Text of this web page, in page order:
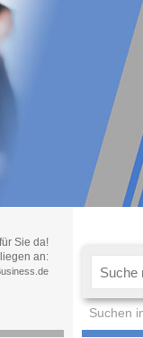
Sie da!
an:
Suchen